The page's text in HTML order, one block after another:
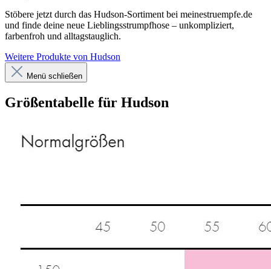
Stöbere jetzt durch das Hudson-Sortiment bei meinestruempfe.de
und finde deine neue Lieblingsstrumpfhose – unkompliziert,
farbenfroh und alltagstauglich.
Weitere Produkte von Hudson
Menü schließen
Größentabelle für Hudson